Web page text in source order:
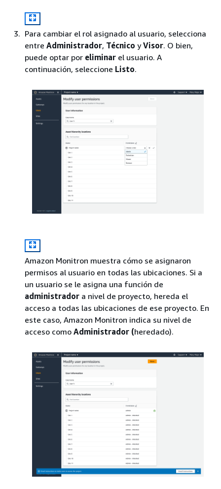
Para cambiar el rol asignado al usuario, selecciona
entre Administrador, Técnico yVisor. O bien,
puede optar por eliminar el usuario. A
continuación, seleccione Listo.
Amazon Monitron muestra cómo se asignaron
permisos al usuario en todas las ubicaciones. Si a
un usuario se le asigna una función de
administrador a nivel de proyecto, hereda el
acceso a todas las ubicaciones de ese proyecto. En
este caso, Amazon Monitron indica su nivel de
acceso como Administrador (heredado).